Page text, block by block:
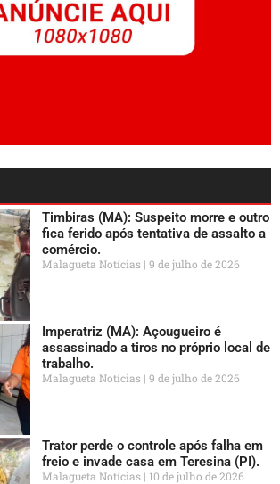
Timbiras (MA): Suspeito morre e outro
fica ferido após tentativa de assalto a
comércio.
Malagueta Notícias 9 de julho de 2026
Imperatriz (MA): Açougueiro é
assassinado a tiros no próprio local de
trabalho.
Malagueta Notícias 9 de julho de 2026
Trator perde o controle após falha em
freio e invade casa em Teresina (PI).
Malagueta Notícias 10 de julho de 2026